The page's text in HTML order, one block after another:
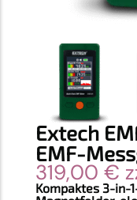
Extech
EMF-
319,00 €
Kompaktes 3-in-